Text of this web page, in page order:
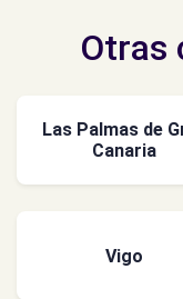
Otras
Las Palmas de
Canaria
Vigo